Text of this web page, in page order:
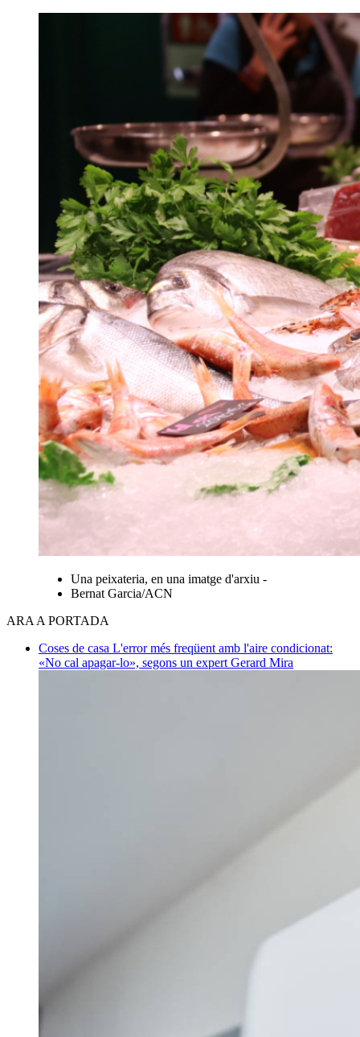
Una peixateria, en una imatge d'arxiu -
Bernat Garcia/ACN
ARA A PORTADA
Coses de casa L'error més freqüent amb l'aire condicionat:
«No cal apagar-lo», segons un expert Gerard Mira